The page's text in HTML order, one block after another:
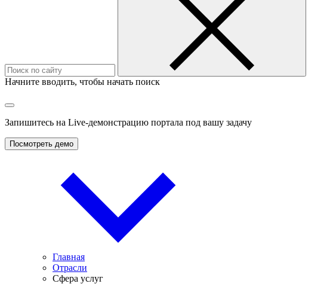
Начните вводить, чтобы начать поиск
Запишитесь на Live-демонстрацию портала под вашу задачу
Посмотреть демо
Главная
Отрасли
Сфера услуг